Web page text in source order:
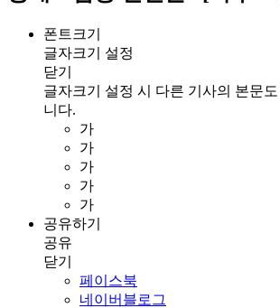
폰트크기
글자크기 설정
닫기
글자크기 설정 시 다른 기사의 본문
니다.
가
가
가
가
가
공유하기
공유
닫기
페이스북
네이버블로그